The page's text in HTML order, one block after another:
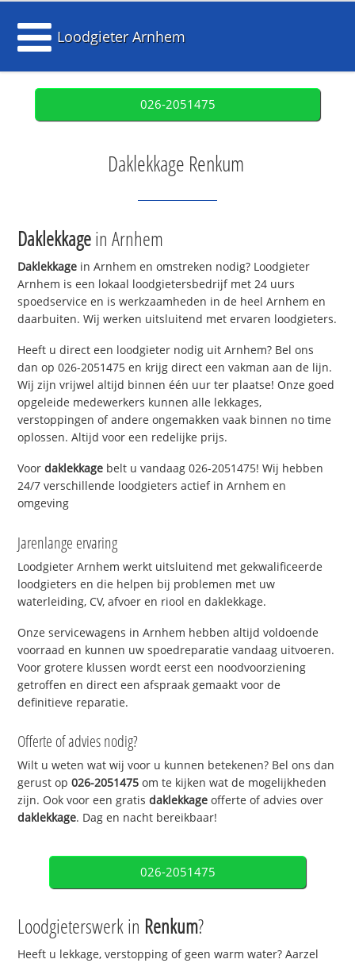
Loodgieter Arnhem
026-2051475
Daklekkage Renkum
Daklekkagein Arnhem
Daklekkage in Arnhem en omstreken nodig? Loodgieter
Arnhem is een lokaal loodgietersbedrijf met 24 uurs
spoedservice en is werkzaamheden in de heel Arnhem en
daarbuiten. Wij werken uitsluitend met ervaren loodgieters.
Heeft u direct een loodgieter nodig uit Arnhem? Bel ons
dan op 026-2051475 en krijg direct een vakman aan de lijn.
Wij zijn vrijwel altijd binnen één uur ter plaatse! Onze goed
opgeleide medewerkers kunnen alle lekkages,
verstoppingen of andere ongemakken vaak binnen no time
oplossen. Altijd voor een redelijke prijs.
Voordaklekkage belt u vandaag 026-2051475! Wij hebben
24/7 verschillende loodgieters actief in Arnhem en
omgeving
Jarenlange ervaring
Loodgieter Arnhem werkt uitsluitend met gekwalificeerde
loodgieters en die helpen bij problemen met uw
waterleiding, CV, afvoer en riool en daklekkage.
Onze servicewagens in Arnhem hebben altijd voldoende
voorraad en kunnen uw spoedreparatie vandaag uitvoeren.
Voor grotere klussen wordt eerst een noodvoorziening
getroffen en direct een afspraak gemaakt voor de
definitieve reparatie.
Offerte of advies nodig?
Wilt u weten wat wij voor u kunnen betekenen? Bel ons dan
gerust op026-2051475 om te kijken wat de mogelijkheden
zijn. Ook voor een gratisdaklekkage offerte of advies over
daklekkage. Dag en nacht bereikbaar!
026-2051475
Loodgieterswerk in Renkum?
Heeft u lekkage, verstopping of geen warm water? Aarzel